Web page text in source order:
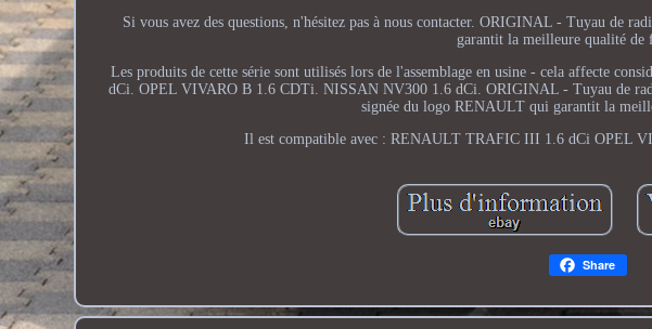
Si vous avez des questions, n'hésitez pas à nous contacter. ORIGINAL - Tuyau de
garantit la meilleure qualité de
Les produits de cette série sont utilisés lors de l'assemblage en usine - cela affecte
dCi. OPEL VIVARO B 1.6 CDTi. NISSAN NV300 1.6 dCi. ORIGINAL - Tuyau de
signée du logo RENAULT qui garantit la
Il est compatible avec : RENAULT TRAFIC III 1.6 dCi OPEL
Share